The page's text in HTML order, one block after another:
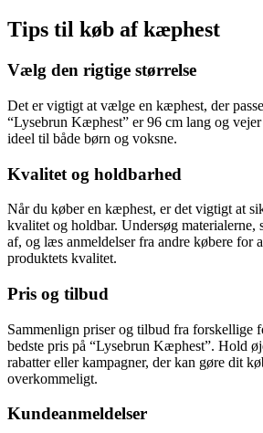
Tips til køb af kæphest
Vælg den rigtige størrelse
Det er vigtigt at vælge en kæphest, der
“Lysebrun Kæphest” er 96 cm lang og
ideel til både børn og voksne.
Kvalitet og holdbarhed
Når du køber en kæphest, er det vigtigt at
kvalitet og holdbar. Undersøg materialerne,
af, og læs anmeldelser fra andre købere for
produktets kvalitet.
Pris og tilbud
Sammenlign priser og tilbud fra forskellige
bedste pris på “Lysebrun Kæphest”. Hold
rabatter eller kampagner, der kan gøre dit
overkommeligt.
Kundeanmeldelser